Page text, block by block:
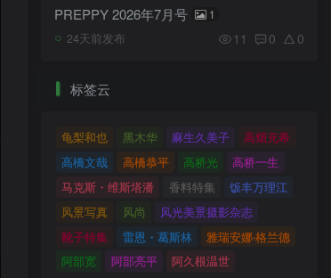
PREPPY 2026年7月号 1
24天前发布 11 0 0
标签云
龟梨和也 黑木华 麻生久美子
高畑充希
高橋文哉
高橋恭平 高桥光
高桥一生
马克斯・维斯塔潘
香料特集
饭丰万理江
风景写真
风尚
风光美景摄影杂志
靴子特集
雷恩・葛斯林
雅瑞安娜‧格兰德
阿部宽
阿部亮平 阿久根温世